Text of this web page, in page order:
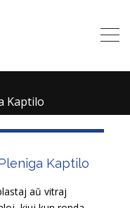
Kaptilo
Kaptilo
aŭ vitraj